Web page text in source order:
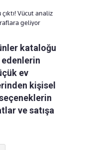
Vücut analiz
geliyor
kataloğu
edenlerin
ev
kişisel
ve satışa